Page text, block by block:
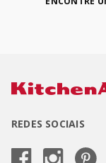
REDES SOCIAIS